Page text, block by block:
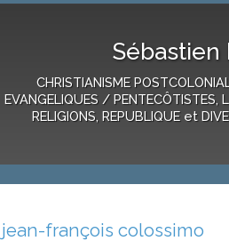
Sébastien
CHRISTIANISME
EVANGELIQUES / PENTECÔTISTES,
RELIGIONS, REPUBLIQUE et
jean-françois colossimo